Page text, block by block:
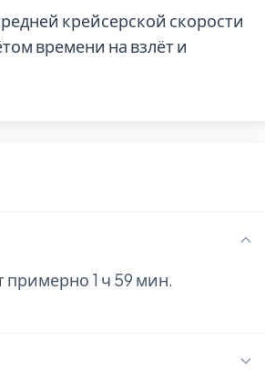
крейсерской скорости
времени на взлёт и
примерно 1 ч 59 мин.